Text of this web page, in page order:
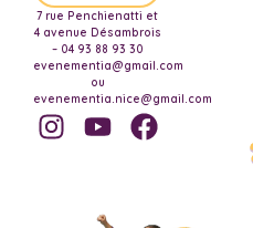
7 rue Penchienatti et
4 avenue Désambrois
– 04 93 88 93 30
evenementia@gmail.com
ou
evenementia.nice@gmail.com